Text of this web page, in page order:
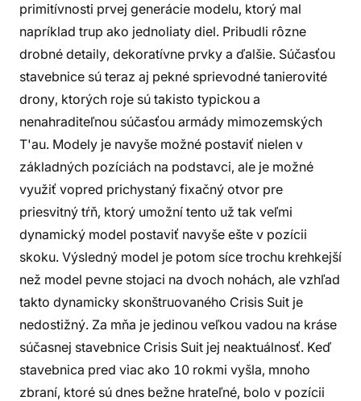
primitívnosti prvej generácie modelu, ktorý mal
napríklad trup ako jednoliaty diel. Pribudli rôzne
drobné detaily, dekoratívne prvky a ďalšie. Súčasťou
stavebnice sú teraz aj pekné sprievodné tanierovité
drony, ktorých roje sú takisto typickou a
nenahraditeľnou súčasťou armády mimozemských
T'au. Modely je navyše možné postaviť nielen v
základných pozíciách na podstavci, ale je možné
využiť vopred prichystaný fixačný otvor pre
priesvitný tŕň, ktorý umožní tento už tak veľmi
dynamický model postaviť navyše ešte v pozícii
skoku. Výsledný model je potom síce trochu krehkejší
než model pevne stojaci na dvoch nohách, ale vzhľad
takto dynamicky skonštruovaného Crisis Suit je
nedostižný. Za mňa je jedinou veľkou vadou na kráse
súčasnej stavebnice Crisis Suit jej neaktuálnosť. Keď
stavebnica pred viac ako 10 rokmi vyšla, mnoho
zbraní, ktoré sú dnes bežne hrateľné, bolo v pozícii